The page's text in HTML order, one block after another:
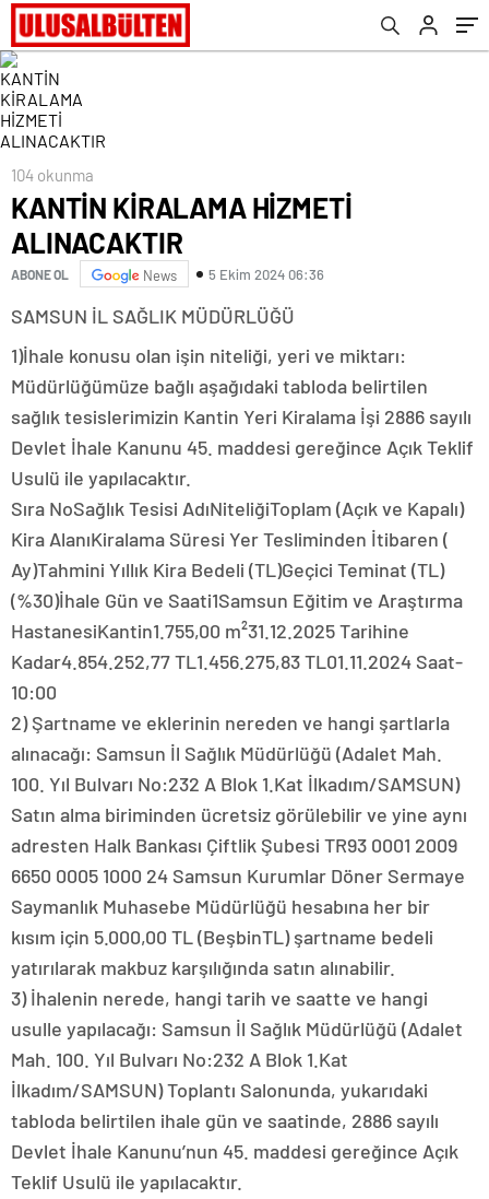
104 okunma
KANTİN KİRALAMA HİZMETİ
ALINACAKTIR
ABONE OL News 5 Ekim 2024 06:36
SAMSUN İL SAĞLIK MÜDÜRLÜĞÜ
1)İhale konusu olan işin niteliği, yeri ve miktarı:
Müdürlüğümüze bağlı aşağıdaki tabloda belirtilen
sağlık tesislerimizin Kantin Yeri Kiralama İşi 2886 sayılı
Devlet İhale Kanunu 45. maddesi gereğince Açık Teklif
Usulü ile yapılacaktır.
Sıra NoSağlık Tesisi AdıNiteliğiToplam (Açık ve Kapalı)
Kira AlanıKiralama Süresi Yer Tesliminden İtibaren (
Ay)Tahmini Yıllık Kira Bedeli (TL)Geçici Teminat (TL)
(%30)İhale Gün ve Saati1Samsun Eğitim ve Araştırma
HastanesiKantin1.755,00 m²31.12.2025 Tarihine
Kadar4.854.252,77 TL1.456.275,83 TL01.11.2024 Saat-
10:00
2) Şartname ve eklerinin nereden ve hangi şartlarla
alınacağı: Samsun İl Sağlık Müdürlüğü (Adalet Mah.
100. Yıl Bulvarı No:232 A Blok 1.Kat İlkadım/SAMSUN)
Satın alma biriminden ücretsiz görülebilir ve yine aynı
adresten Halk Bankası Çiftlik Şubesi TR93 0001 2009
6650 0005 1000 24 Samsun Kurumlar Döner Sermaye
Saymanlık Muhasebe Müdürlüğü hesabına her bir
kısım için 5.000,00 TL (BeşbinTL) şartname bedeli
yatırılarak makbuz karşılığında satın alınabilir.
3) İhalenin nerede, hangi tarih ve saatte ve hangi
usulle yapılacağı: Samsun İl Sağlık Müdürlüğü (Adalet
Mah. 100. Yıl Bulvarı No:232 A Blok 1.Kat
İlkadım/SAMSUN) Toplantı Salonunda, yukarıdaki
tabloda belirtilen ihale gün ve saatinde, 2886 sayılı
Devlet İhale Kanunu’nun 45. maddesi gereğince Açık
Teklif Usulü ile yapılacaktır.